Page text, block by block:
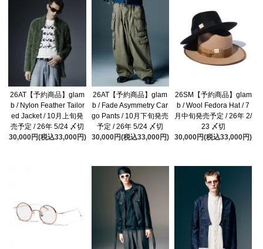
26AT【予約商品】glam
b / Nylon Feather Tailor
ed Jacket / 10月上旬発
売予定 / 26年 5/24 〆切
30,000円(税込33,000円)
26AT【予約商品】glam
b / Fade Asymmetry Car
go Pants / 10月下旬発売
予定 / 26年 5/24 〆切
30,000円(税込33,000円)
26SM【予約商品】glam
b / Wool Fedora Hat / 7
月中旬発売予定 / 26年 2/
23 〆切
30,000円(税込33,000円)